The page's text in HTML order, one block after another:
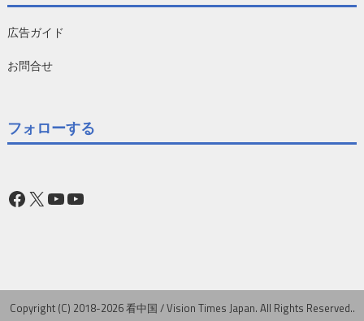
広告ガイド
お問合せ
フォローする
Facebook
X YouTube
YouTube
Copyright (C) 2018-2026 看中国 / Vision Times Japan. All Rights Reserved..